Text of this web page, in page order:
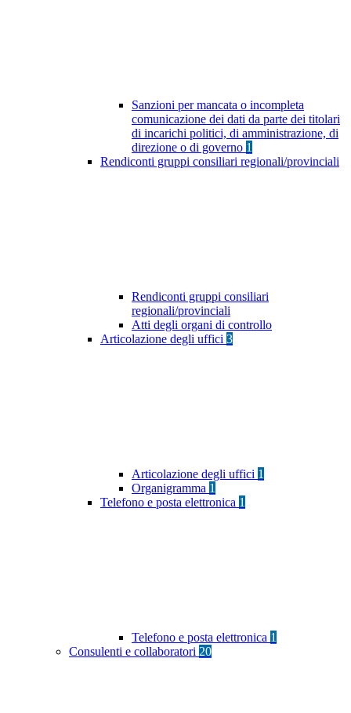
Sanzioni per mancata o incompleta
comunicazione dei dati da parte dei titolari
di incarichi politici, di amministrazione, di
direzione o di governo 1
Rendiconti gruppi consiliari regionali/provinciali
Rendiconti gruppi consiliari
regionali/provinciali
Atti degli organi di controllo
Articolazione degli uffici 3
Articolazione degli uffici 1
Organigramma 1
Telefono e posta elettronica 1
Telefono e posta elettronica 1
Consulenti e collaboratori 20